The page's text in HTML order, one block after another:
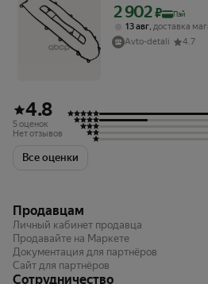
Цена с картой
2 902₽ Пэй
13 авг, доставка
Avto-detali
4.7
4.8
5 оценок
Нет отзывов
Все оценки
Продавцам
Личный кабинет продавца
Продавайте на Маркете
Документация для партнёров
Сайт для партнёров
Сотрудничество